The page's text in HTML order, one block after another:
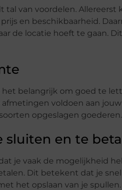
van voordelen. Allereerst
en beschikbaarheid.
de locatie hoeft te gaan.
belangrijk om goed te
voldoen aan
opgeslagen goederen.
sluiten en te
je vaak de mogelijkheid
Dit betekent dat je
het opslaan van je spullen.